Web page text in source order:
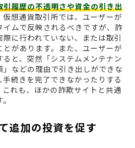
引履歴の不透明さや資金の引き出
仮想通貨取引所では、ユーザーが
ムで反映されるべきですが、詐
に行われていない、または取引
があります。また、ユーザーが
と、突然「システムメンテナン
」などの理由で引き出しができな
続きを完了できなかったりする
れも、ほかの詐欺サイトと共通
追加の投資を促す